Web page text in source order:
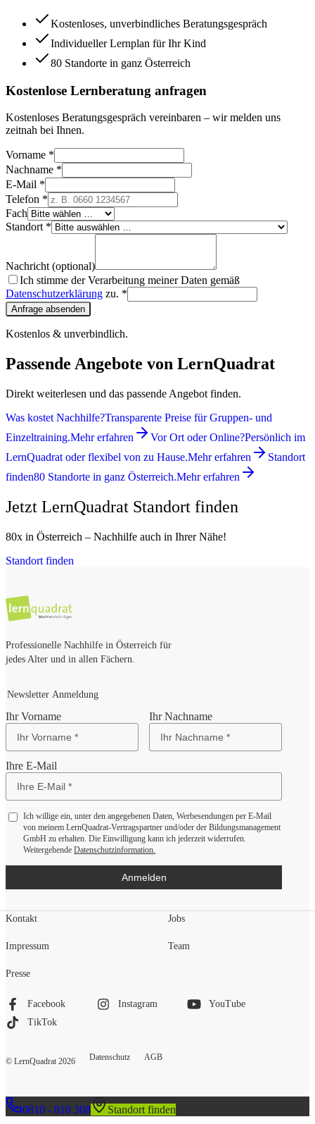
Kostenloses, unverbindliches Beratungsgespräch
Individueller Lernplan für Ihr Kind
80 Standorte in ganz Österreich
Kostenlose Lernberatung anfragen
Kostenloses Beratungsgespräch vereinbaren – wir melden uns
zeitnah bei Ihnen.
Vorname *
Nachname *
E-Mail *
Telefon *
Fach
Standort *
Nachricht (optional)
Ich stimme der Verarbeitung meiner Daten gemäß
Datenschutzerklärung zu. *
Anfrage absenden
Kostenlos & unverbindlich.
Passende Angebote von LernQuadrat
Direkt weiterlesen und das passende Angebot finden.
Was kostet Nachhilfe?Transparente Preise für Gruppen- und
Einzeltraining.Mehr erfahren Vor Ort oder Online?Persönlich im
LernQuadrat oder flexibel von zu Hause.Mehr erfahren
Standort
finden80 Standorte in ganz Österreich.Mehr erfahren
Jetzt LernQuadrat Standort finden
80x in Österreich – Nachhilfe auch in Ihrer Nähe!
Standort finden
Professionelle Nachhilfe in Österreich für
jedes Alter und in allen Fächern.
Newsletter Anmeldung
Ihr Vorname Ihr Nachname
Ihre E-Mail
Ich willige ein, unter den angegebenen Daten, Werbesendungen per E-Mail
von meinem LernQuadrat-Vertragspartner und/oder der Bildungsmanagement
GmbH zu erhalten. Die Einwilligung kann ich jederzeit widerrufen.
Weitergehende Datenschutzinformation.
Anmelden
Kontakt
Impressum
Presse
Jobs
Team
Facebook Instagram
YouTube
TikTok
© LernQuadrat 2026 Datenschutz AGB
0810 - 810 308 Standort finden